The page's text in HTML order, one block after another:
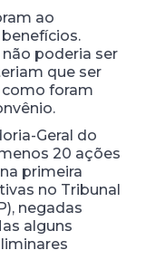
ao
poderia ser
que ser
foram
Geral do
20 ações
primeira
no Tribunal
negadas
alguns